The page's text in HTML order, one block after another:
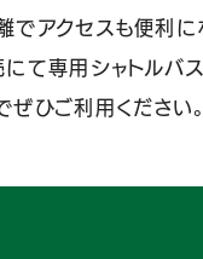
アクセスも便利にな
て専用シャトルバス
ひご利用ください。